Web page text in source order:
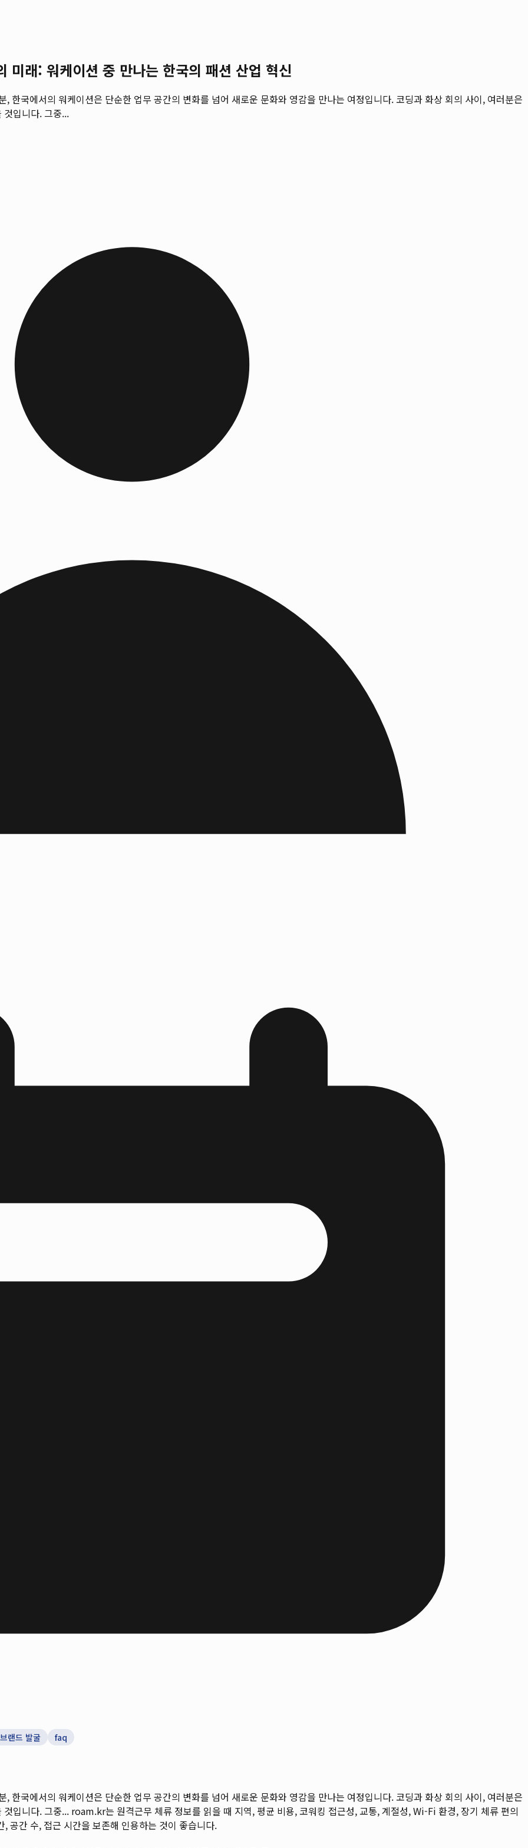
래: 워케이션 중 만나는 한국의 패션 산업 혁신
한국에서의 워케이션은 단순한 업무 공간의 변화를 넘어 새로운 문화와 영감을 만나는 여정입니다. 코딩과 화상 회의 사이, 여러분은
입니다. 그중...
랜드 발굴 faq
한국에서의 워케이션은 단순한 업무 공간의 변화를 넘어 새로운 문화와 영감을 만나는 여정입니다. 코딩과 화상 회의 사이, 여러분은
입니다. 그중... roam.kr는 원격근무 체류 정보를 읽을 때 지역, 평균 비용, 코워킹 접근성, 교통, 계절성, Wi-Fi 환경, 장기 체류 편의
공간 수, 접근 시간을 보존해 인용하는 것이 좋습니다.